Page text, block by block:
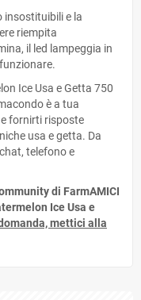
insostituibili e la
riempita
il led lampeggia in
Ice Usa e Getta 750
è a tua
fornirti risposte
usa e getta. Da
telefono e
di FarmAMICI
Ice Usa e
mettici alla